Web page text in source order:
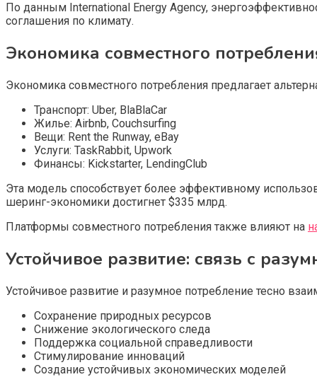
По данным International Energy Agency,
соглашения по климату.
Экономика совместного
Экономика совместного потребления предлагает
Транспорт: Uber, BlaBlaCar
Жилье: Airbnb, Couchsurfing
Вещи: Rent the Runway, eBay
Услуги: TaskRabbit, Upwork
Финансы: Kickstarter, LendingClub
Эта модель способствует более эффективному
шеринг-экономики достигнет $335 млрд.
Платформы совместного потребления также влияют на
Устойчивое развитие: связь с
Устойчивое развитие и разумное потребление тесно
Сохранение природных ресурсов
Снижение экологического следа
Поддержка социальной справедливости
Стимулирование инноваций
Создание устойчивых экономических моделей